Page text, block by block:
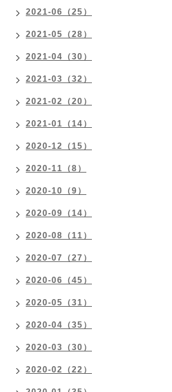
2021-06（25）
2021-05（28）
2021-04（30）
2021-03（32）
2021-02（20）
2021-01（14）
2020-12（15）
2020-11（8）
2020-10（9）
2020-09（14）
2020-08（11）
2020-07（27）
2020-06（45）
2020-05（31）
2020-04（35）
2020-03（30）
2020-02（22）